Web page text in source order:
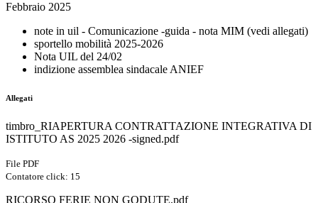
Febbraio 2025
note in uil - Comunicazione -guida - nota MIM (vedi allegati)
sportello mobilità 2025-2026
Nota UIL del 24/02
indizione assemblea sindacale ANIEF
Allegati
timbro_RIAPERTURA CONTRATTAZIONE INTEGRATIVA DI
ISTITUTO AS 2025 2026 -signed.pdf
File PDF
Contatore click: 15
RICORSO FERIE NON GODUTE.pdf